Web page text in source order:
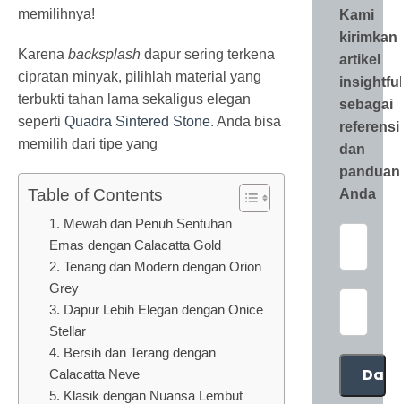
memilihnya!
Karena backsplash dapur sering terkena
cipratan minyak, pilihlah material yang
terbukti tahan lama sekaligus elegan
seperti Quadra Sintered Stone. Anda bisa
memilih dari tipe yang
Table of Contents
1. Mewah dan Penuh Sentuhan
Emas dengan Calacatta Gold
2. Tenang dan Modern dengan Orion
Grey
3. Dapur Lebih Elegan dengan Onice
Stellar
4. Bersih dan Terang dengan
Calacatta Neve
5. Klasik dengan Nuansa Lembut
Kami
kirimkan
artikel
sebagai
referensi
dan
panduan
Anda